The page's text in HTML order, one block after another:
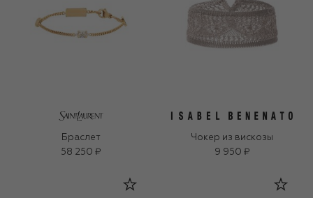
Браслет
58 250 ₽
Чокер из вискозы
9 950 ₽